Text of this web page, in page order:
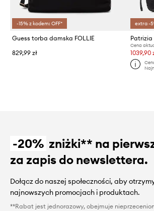
-15% z kodem: OFF*
Guess torba damska FOLLIE
829,99 zł
extra -
Cena
1039,90
-20% zniżki** na
za zapis do newslettera.
Dołącz do naszej społeczności, aby
najnowszych promocjach i produktach.
**Rabat jest jednorazowy, obejmuje